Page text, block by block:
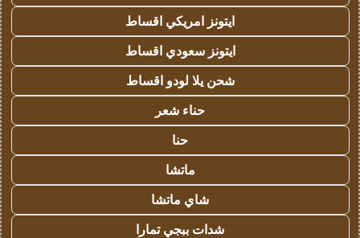
ايتونز امريكي اقساط
ايتونز سعودي اقساط
شحن يلا لودو اقساط
حناء شعر
حنا
ماتشا
شاي ماتشا
شدات ببجي تمارا